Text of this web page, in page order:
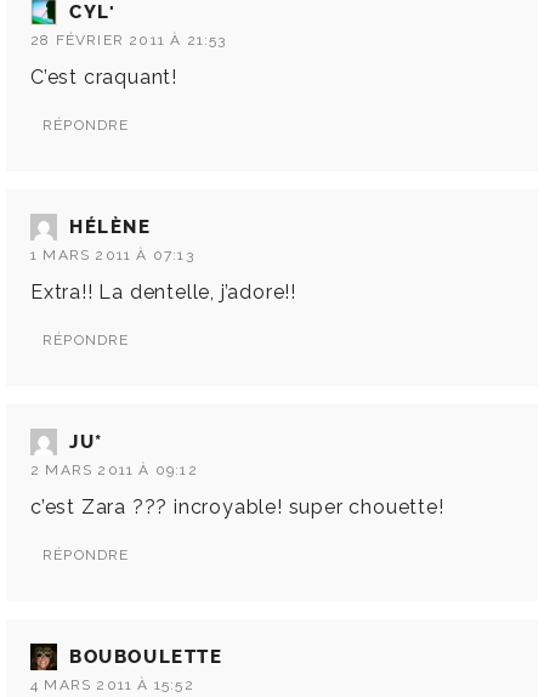
CYL'
28 FÉVRIER 2011 À 21:53
C’est craquant!
RÉPONDRE
HÉLÈNE
1 MARS 2011 À 07:13
Extra!! La dentelle, j’adore!!
RÉPONDRE
JU*
2 MARS 2011 À 09:12
c’est Zara ??? incroyable! super chouette!
RÉPONDRE
BOUBOULETTE
4 MARS 2011 À 15:52